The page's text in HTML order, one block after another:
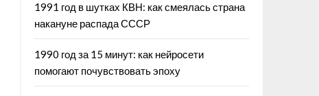
1991 год в шутках КВН: как смеялась страна
накануне распада СССР
1990 год за 15 минут: как нейросети
помогают почувствовать эпоху